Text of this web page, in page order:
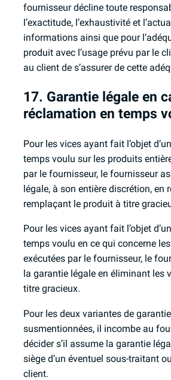
fournisseur décline toute
l’exactitude, l’exhaustivité et
informations ainsi que pour
produit avec l’usage prévu par le
au client de s’assurer de cette
17. Garantie légale en
réclamation en temps
Pour les vices ayant fait l’objet
temps voulu sur les produits
par le fournisseur, le fournisseur
légale, à son entière discrétion, en
remplaçant le produit à titre
Pour les vices ayant fait l’objet
temps voulu en ce qui concerne
exécutées par le fournisseur, le
la garantie légale en éliminant les
titre gracieux.
Pour les deux variantes de
susmentionnées, il incombe au
décider s’il assume la garantie
siège d’un éventuel sous-traitant
client.